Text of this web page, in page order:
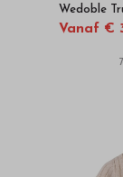
Wedoble
Vanaf €